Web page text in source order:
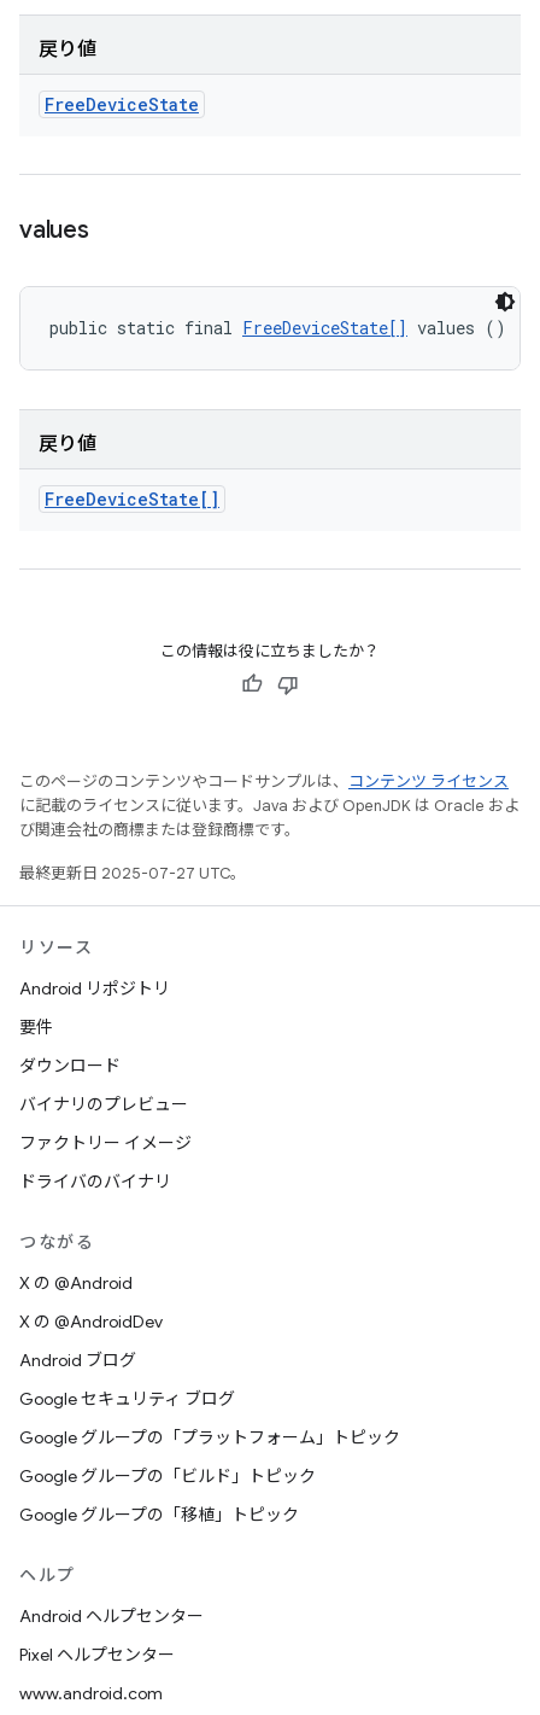
戻り値
FreeDeviceState
values
public static final FreeDeviceState[] values ()
戻り値
FreeDeviceState[]
この情報は役に立ちましたか？
このページのコンテンツやコードサンプルは、
コンテンツ ライセンス
に記載のライセンスに従います。Java および OpenJDK は Oracle およ
び関連会社の商標または登録商標です。
最終更新日 2025-07-27 UTC。
リソース
Android リポジトリ
要件
ダウンロード
バイナリのプレビュー
ファクトリー イメージ
ドライバのバイナリ
つながる
X の @Android
X の @AndroidDev
Android ブログ
Google セキュリティ ブログ
Google グループの「プラットフォーム」トピック
Google グループの「ビルド」トピック
Google グループの「移植」トピック
ヘルプ
Android ヘルプセンター
Pixel ヘルプセンター
www.android.com